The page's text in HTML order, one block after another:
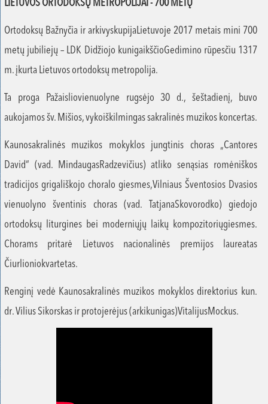
LIETUVOS ORTODOKSŲ METROPOLIJAI - 700 METŲ
Ortodoksų Bažnyčia ir arkivyskupijaLietuvoje 2017 metais mini 700
metų jubiliejų – LDK Didžiojo kunigaikščioGedimino rūpesčiu 1317
m. įkurta Lietuvos ortodoksų metropolija.
Ta proga Pažaisliovienuolyne rugsėjo 30 d., šeštadienį, buvo
aukojamos šv. Mišios, vykoiškilmingas sakralinės muzikos koncertas.
Kaunosakralinės muzikos mokyklos jungtinis choras „Cantores
David“ (vad. MindaugasRadzevičius) atliko senąsias romėniškos
tradicijos grigališkojo choralo giesmes,Vilniaus Šventosios Dvasios
vienuolyno šventinis choras (vad. TatjanaSkovorodko) giedojo
ortodoksų liturgines bei moderniųjų laikų kompozitoriųgiesmes.
Chorams pritarė Lietuvos nacionalinės premijos laureatas
Čiurlioniokvartetas.
Renginį vedė Kaunosakralinės muzikos mokyklos direktorius kun.
dr. Vilius Sikorskas ir protojerėjus (arkikunigas)VitalijusMockus.